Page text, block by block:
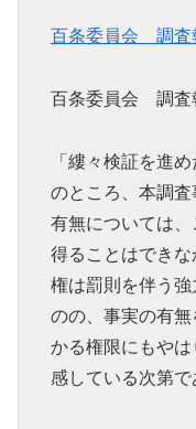
百条委員会 調査
百条委員会 調査
「縷々検証を進
のところ、本調
有無については
得ることはでき
権は罰則を伴う
のの、事実の有
かる権限にもや
感している次第で